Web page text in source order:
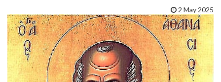
2 May 2025